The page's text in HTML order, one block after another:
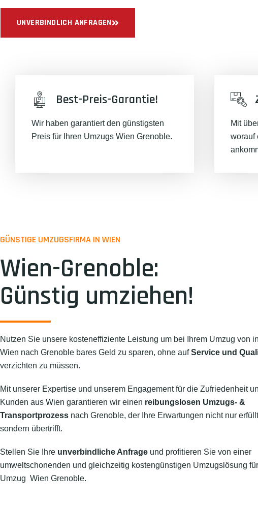
UNVERBINDLICH ANFRAGEN
Best-Preis-Garantie!
Wir haben garantiert den günstigsten
Preis für Ihren Umzugs Wien Grenoble.
Mit
worauf
GÜNSTIGE UMZUGSFIRMA IN WIEN
Wien-Grenoble:
Günstig umziehen!
Nutzen Sie unsere kosteneffiziente Leistung um bei Ihrem Umzug von in
Wien nach Grenoble bares Geld zu sparen, ohne aufService und
verzichten zu müssen.
Mit unserer Expertise und unserem Engagement für die Zufriedenheit
Kunden aus Wien garantieren wir einen reibungslosen Umzugs- &
Transportprozess nach Grenoble, der Ihre Erwartungen nicht nur
sondern übertrifft.
Stellen Sie Ihre unverbindliche Anfrage und profitieren Sie von einer
umweltschonenden und gleichzeitig kostengünstigen Umzugslösung
Umzug Wien Grenoble.